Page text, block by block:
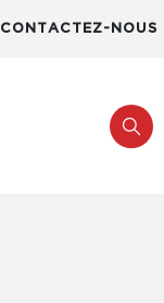
CONTACTEZ-NOUS